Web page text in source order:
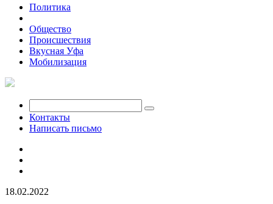
Политика
Общество
Происшествия
Вкусная Уфа
Мобилизация
Контакты
Написать письмо
18.02.2022